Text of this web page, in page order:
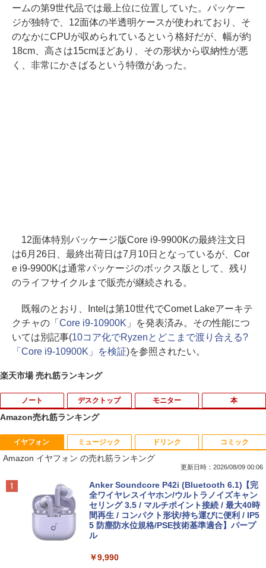
ームの第9世代品では最上位に位置していた。パッケー
ジが独特で、12面体の半透明ケースが使われており、そ
のなかにCPUが収められているという格好だが、幅が約
18cm、高さは15cmほどあり、その形状から収納性が悪
く、非常にかさばるという特徴があった。
12面体特別パッケージ版Core i9-9900Kの最終注文日
は6月26日、最終出荷日は7月10日となっているが、Cor
e i9-9900Kは通常パッケージのボックス版として、残り
のライフサイクルまで販売が継続される。
既報のとおり、Intelは第10世代でComet Lakeアーキテ
クチャの「 Core i9-10900K 」を発表済み。その性能につ
いては別記事(10コア化でRyzenとどこまで渡り合える?
「Core i9-10900K」を検証)を参照されたい。
楽天市場 売れ筋ランキング
ノート デスクトップ モニター 本
1
薬局ですぐに役立つ薬の比較と使い分け1
00 改訂版 [ 児島 悠史 ]
￥4,400
完全講義 民事裁判実務〔基礎編〕 ※
門編］〔第2 [ 大島眞一 ]
Amazon売れ筋ランキング
イヤフォン
Amazon イヤフォン の売れ筋ランキング
更新日時：2026/08/09 00:06
Anker Soundcore P42i (Bluetooth 6.1)【完
全ワイヤレスイヤホン/ウルトラノイズキャン
セリング 3.5 / マルチポイント接続 / 最大40時
間再生 / コンパクト形状/持ち運びに便利 / IP5
5 防塵防水位規格/PSE技術基準適合】パープ
ル
￥9,990
ミュージック ドリンク コミック